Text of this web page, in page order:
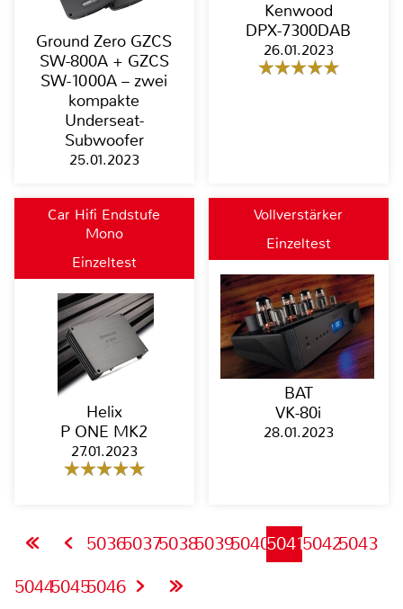
Ground Zero GZCS
SW-800A + GZCS
SW-1000A – zwei
kompakte
Underseat-
Subwoofer
25.01.2023
Kenwood
DPX-7300DAB
26.01.2023
Car Hifi Endstufe
Mono
Einzeltest
Helix
P ONE MK2
27.01.2023
Vollverstärker
Einzeltest
BAT
VK-80i
28.01.2023
50365037503850395040504150425043
504450455046